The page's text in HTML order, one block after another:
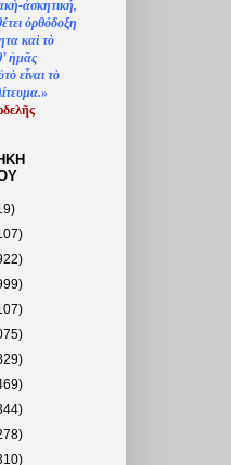
ὴ-ἀσκητική,
ὀρθόδοξη
καὶ τὸ
ἠμᾶς
τὸ εἶναι τὸ
ῆς